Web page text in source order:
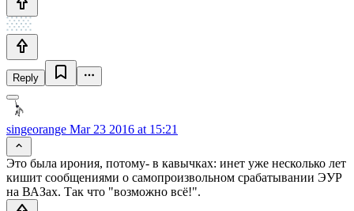
Reply
singeorange Mar 23 2016 at 15:21
Это была ирония, потому- в кавычках: инет уже несколько лет
кишит сообщениями о самопроизвольном срабатывании ЭУР
на ВАЗах. Так что "возможно всё!".